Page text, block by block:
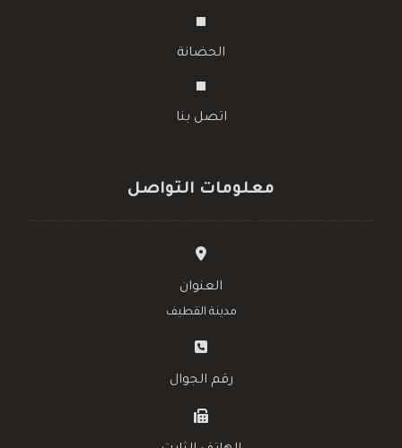
الحضانة
اتصل بنا
معلومات التواصل
العنوان
مدينة القطيف
رقم الجوال